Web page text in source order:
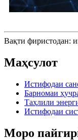
Вақти фиристодан:
Маҳсулот
Истифодаи
Барномаи
Таҳлили
Истифодаи
Моро